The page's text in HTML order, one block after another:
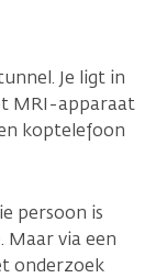
Je ligt in
MRI-apparaat
koptelefoon
persoon is
Maar via een
onderzoek